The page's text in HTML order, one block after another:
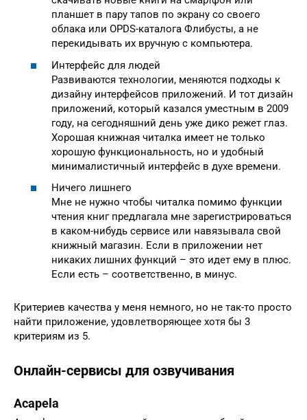
планшет в пару тапов по экрану со своего
облака или OPDS-каталога Флибусты, а не
перекидывать их вручную с компьютера.
Интерфейс для людей
Развиваются технологии, меняются подходы к
дизайну интерфейсов приложений. И тот дизайн
приложений, который казался уместным в 2009
году, на сегодняшний день уже дико режет глаз.
Хорошая книжная читалка имеет не только
хорошую функциональность, но и удобный
минималистичный интерфейс в духе времени.
Ничего лишнего
Мне не нужно чтобы читалка помимо функции
чтения книг предлагала мне зарегистрироваться
в каком-нибудь сервисе или навязывала свой
книжный магазин. Если в приложении нет
никаких лишних функций – это идет ему в плюс.
Если есть – соответственно, в минус.
Критериев качества у меня немного, но не так-то просто
найти приложение, удовлетворяющее хотя бы 3
критериям из 5.
Онлайн-сервисы для озвучивания
Acapela